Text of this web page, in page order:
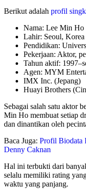
Berikut adalah profil
Nama: Lee Min Ho
Lahir: Seoul, Korea
Pendidikan:
Pekerjaan: Aktor,
Tahun aktif:
Agen: MYM
IMX Inc. (Jepang)
Huayi Brothers
Sebagai salah satu aktor
Min Ho membuat setiap
dan dinantikan oleh
Baca Juga: Profil Biodata
Denny Caknan
Hal ini terbukti dari
selalu memiliki rating
waktu yang panjang.